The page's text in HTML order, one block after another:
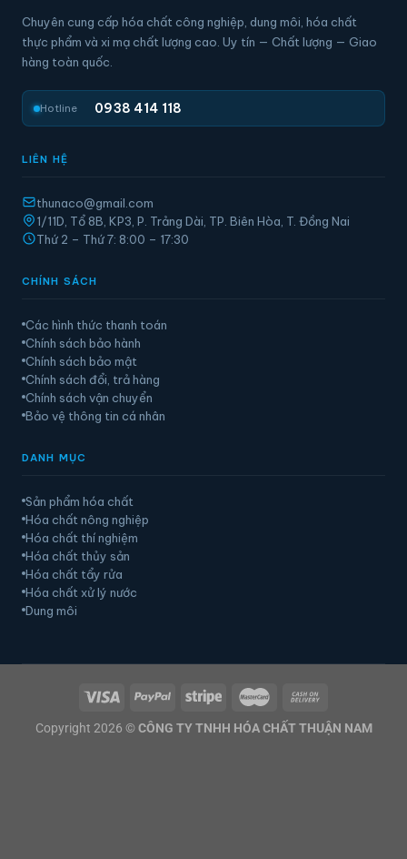
Chuyên cung cấp hóa chất công nghiệp, dung môi, hóa chất
thực phẩm và xi mạ chất lượng cao. Uy tín — Chất lượng — Giao
hàng toàn quốc.
Hotline 0938 414 118
LIÊN HỆ
thunaco@gmail.com
1/11D, Tổ 8B, KP3, P. Trảng Dài, TP. Biên Hòa, T. Đồng Nai
Thứ 2 – Thứ 7: 8:00 – 17:30
CHÍNH SÁCH
Các hình thức thanh toán
Chính sách bảo hành
Chính sách bảo mật
Chính sách đổi, trả hàng
Chính sách vận chuyển
Bảo vệ thông tin cá nhân
DANH MỤC
Sản phẩm hóa chất
Hóa chất nông nghiệp
Hóa chất thí nghiệm
Hóa chất thủy sản
Hóa chất tẩy rửa
Hóa chất xử lý nước
Dung môi
Copyright 2026 © CÔNG TY TNHH HÓA CHẤT THUẬN NAM